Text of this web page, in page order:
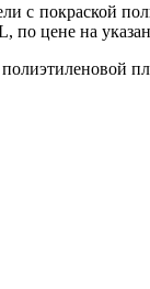
с покраской
по цене на